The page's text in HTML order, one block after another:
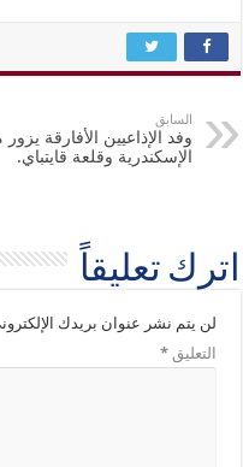
السابق
وفد الإذاعيين الأفارقة يزور
الإسكندرية وقلعة قايتباي.
اترك تعليقاً
لن يتم نشر عنوان بريدك
التعليق*